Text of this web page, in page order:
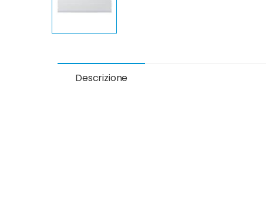
Descrizione